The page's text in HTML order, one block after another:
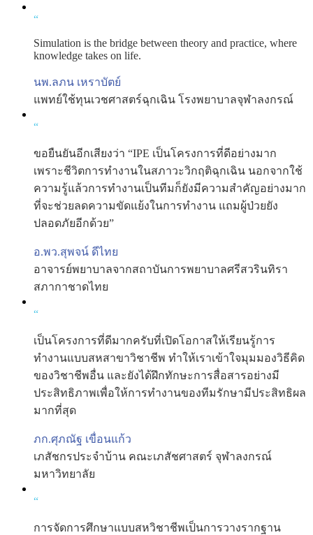
“
Simulation is the bridge between theory and practice, where
knowledge takes on life.
นพ.ลภน เหราบัตย์
แพทย์ใช้ทุนเวชศาสตร์ฉุกเฉิน โรงพยาบาลจุฬาลงกรณ์
“
ขอยืนยันอีกเสียงว่า “IPE เป็นโครงการที่ดีอย่างมาก
เพราะชีวิตการทำงานในสภาวะวิกฤติฉุกเฉิน นอกจากใช้
ความรู้แล้วการทำงานเป็นทีมก็ยังมีความสำคัญอย่างมาก
ที่จะช่วยลดความขัดแย้งในการทำงาน แถมผู้ป่วยยัง
ปลอดภัยอีกด้วย”
อ.พว.สุพจน์ ดีไทย
อาจารย์พยาบาลจากสถาบันการพยาบาลศรีสวรินทิรา
สภากาชาดไทย
“
เป็นโครงการที่ดีมากครับที่เปิดโอกาสให้เรียนรู้การ
ทำงานแบบสหสาขาวิชาชีพ ทำให้เราเข้าใจมุมมองวิธีคิด
ของวิชาชีพอื่น และยังได้ฝึกทักษะการสื่อสารอย่างมี
ประสิทธิภาพเพื่อให้การทำงานของทีมรักษามีประสิทธิผล
มากที่สุด
ภก.ศุภณัฐ เขื่อนแก้ว
เภสัชกรประจำบ้าน คณะเภสัชศาสตร์ จุฬาลงกรณ์
มหาวิทยาลัย
“
การจัดการศึกษาแบบสหวิชาชีพเป็นการวางรากฐาน